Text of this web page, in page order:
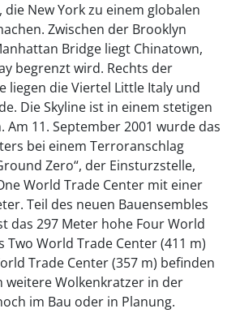
die New York zu einem globalen
Zwischen der Brooklyn
Bridge liegt Chinatown,
begrenzt wird. Rechts der
liegen die Viertel Little Italy und
Die Skyline ist in einem stetigen
Am 11. September 2001 wurde das
bei einem Terroranschlag
Zero“, der Einsturzstelle,
World Trade Center mit einer
Teil des neuen Bauensembles
das 297 Meter hohe Four World
Two World Trade Center (411 m)
Trade Center (357 m) befinden
weitere Wolkenkratzer in der
im Bau oder in Planung.